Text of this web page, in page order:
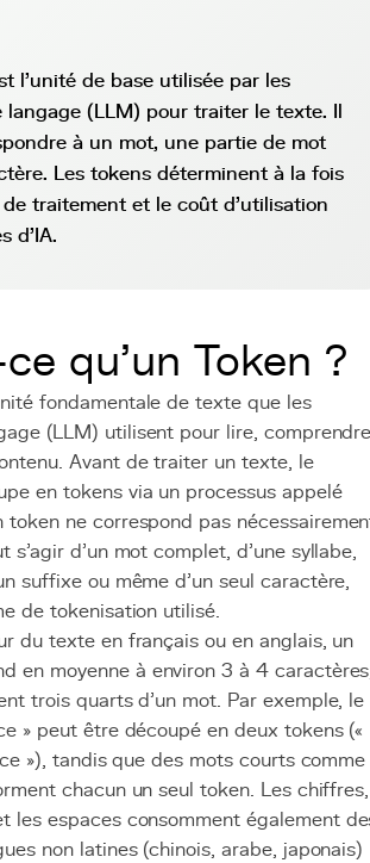
l'unité de base utilisée par les
langage (LLM) pour traiter le texte. Il
à un mot, une partie de mot
Les tokens déterminent à la fois
traitement et le coût d'utilisation
d'IA.
qu'un Token ?
fondamentale de texte que les
(LLM) utilisent pour lire,
Avant de traiter un texte, le
en tokens via un processus appelé
token ne correspond pas
s'agir d'un mot complet, d'une syllabe,
suffixe ou même d'un seul caractère,
de tokenisation utilisé.
du texte en français ou en anglais, un
en moyenne à environ 3 à 4
trois quarts d'un mot. Par exemple, le
» peut être découpé en deux tokens («
»), tandis que des mots courts comme
chacun un seul token. Les chiffres,
les espaces consomment également
non latines (chinois, arabe, japonais)